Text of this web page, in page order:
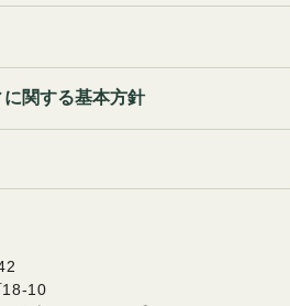
関する基本方針
18-10